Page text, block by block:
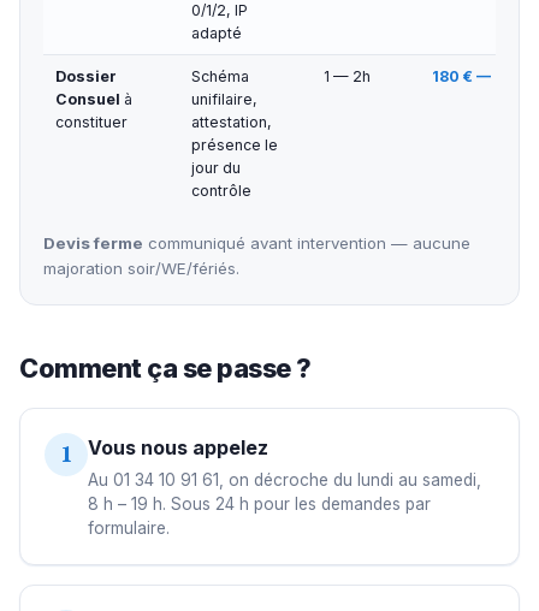
0/1/2, IP
adapté
Dossier
Consuel à
constituer
Schéma
unifilaire,
attestation,
présence le
jour du
contrôle
1 — 2h 180 € — 350 €
Devis ferme communiqué avant intervention — aucune
majoration soir/WE/fériés.
Comment ça se passe ?
1 Vous nous appelez
Au 01 34 10 91 61, on décroche du lundi au samedi,
8 h – 19 h. Sous 24 h pour les demandes par
formulaire.